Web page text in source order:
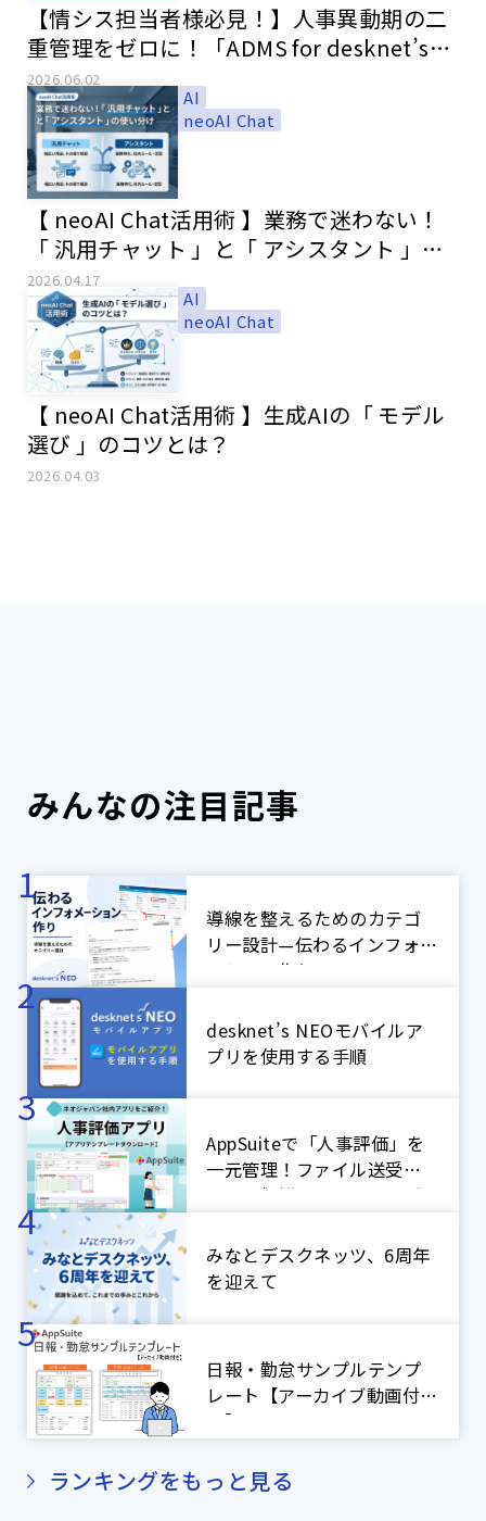
【情シス担当者様必見！】人事異動期の二
重管理をゼロに！「ADMS for desknet’s」
で実現するスマートなアカウント管理
2026.06.02
AI
neoAI Chat
【 neoAI Chat活用術 】業務で迷わない！
「 汎用チャット 」と「 アシスタント 」の
使い分け
2026.04.17
AI
neoAI Chat
【 neoAI Chat活用術 】生成AIの「 モデル
選び 」のコツとは？
2026.04.03
みんなの注目記事
導線を整えるためのカテゴ
リー設計—伝わるインフォメ
ーション作り
desknet’s NEOモバイルア
プリを使用する手順
AppSuiteで「人事評価」を
一元管理！ファイル送受信
による煩雑なやり取りをゼ
アプリ紹介】
みなとデスクネッツ、6周年
を迎えて
日報・勤怠サンプルテンプ
レート【アーカイブ動画付
き】
ランキングをもっと見る